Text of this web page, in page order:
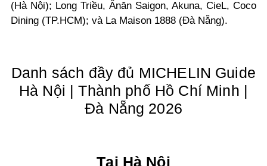
(Hà Nội); Long Triều, Ănăn Saigon, Akuna, CieL, Coco
Dining (TP.HCM); và La Maison 1888 (Đà Nẵng).
Danh sách đầy đủ MICHELIN Guide
Hà Nội | Thành phố Hồ Chí Minh |
Đà Nẵng 2026
Tại Hà Nội